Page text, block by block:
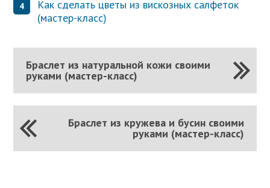
Как сделать цветы из вискозных салфеток
(мастер-класс)
Браслет из натуральной кожи своими
руками (мастер-класс)
Браслет из кружева и бусин своими
руками (мастер-класс)